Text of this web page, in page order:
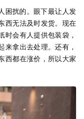
困扰的。眼下最让人发
西无法及时发货。现在
时会有人提供包装袋，
来拿出去处理。还有，
西都在涨价，所以大家